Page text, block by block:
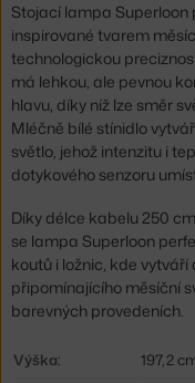
Stojací lampa Superloon
inspirované tvarem
technologickou
má lehkou, ale pevnou
hlavu, díky níž lze směr
Mléčně bílé stínidlo
světlo, jehož intenzitu i
dotykového senzoru
Díky délce kabelu 250
se lampa Superloon
koutů i ložnic, kde
připomínajícího měsíční
barevných provedeních.
Výška:
197,2